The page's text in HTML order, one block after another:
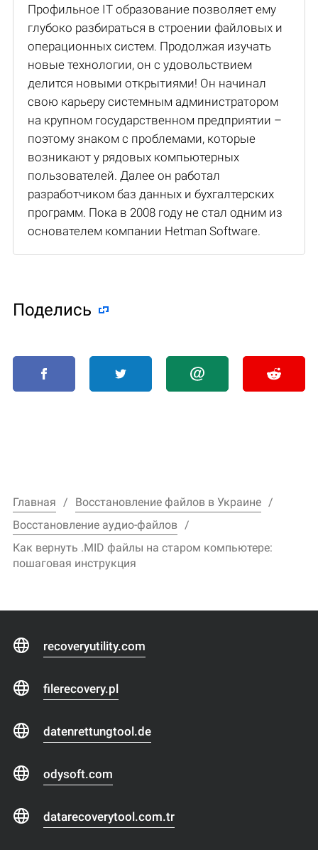
Профильное IT образование позволяет ему
глубоко разбираться в строении файловых и
операционных систем. Продолжая изучать
новые технологии, он с удовольствием
делится новыми открытиями! Он начинал
свою карьеру системным администратором
на крупном государственном предприятии –
поэтому знаком с проблемами, которые
возникают у рядовых компьютерных
пользователей. Далее он работал
разработчиком баз данных и бухгалтерских
программ. Пока в 2008 году не стал одним из
основателем компании Hetman Software.
Поделиcь
Главная
Восстановление файлов в Украине
Восстановление аудио-файлов
Как вернуть .MID файлы на старом компьютере:
пошаговая инструкция
recoveryutility.com
filerecovery.pl
datenrettungtool.de
odysoft.com
datarecoverytool.com.tr